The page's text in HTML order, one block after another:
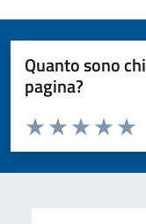
Quanto sono
pagina?
Valuta da 1 a 5 stelle la
Valuta
Valuta 3
Valuta 2 stelle
Valuta 1 stelle su 5